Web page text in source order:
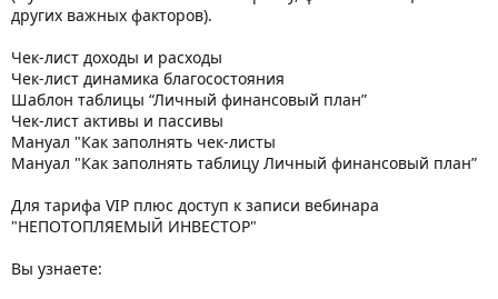
других важных факторов).
Чек-лист доходы и расходы
Чек-лист динамика благосостояния
Шаблон таблицы “Личный финансовый план”
Чек-лист активы и пассивы
Мануал "Как заполнять чек-листы
Мануал "Как заполнять таблицу Личный финансовый план”
Для тарифа VIP плюс доступ к записи вебинара
"НЕПОТОПЛЯЕМЫЙ ИНВЕСТОР"
Вы узнаете: